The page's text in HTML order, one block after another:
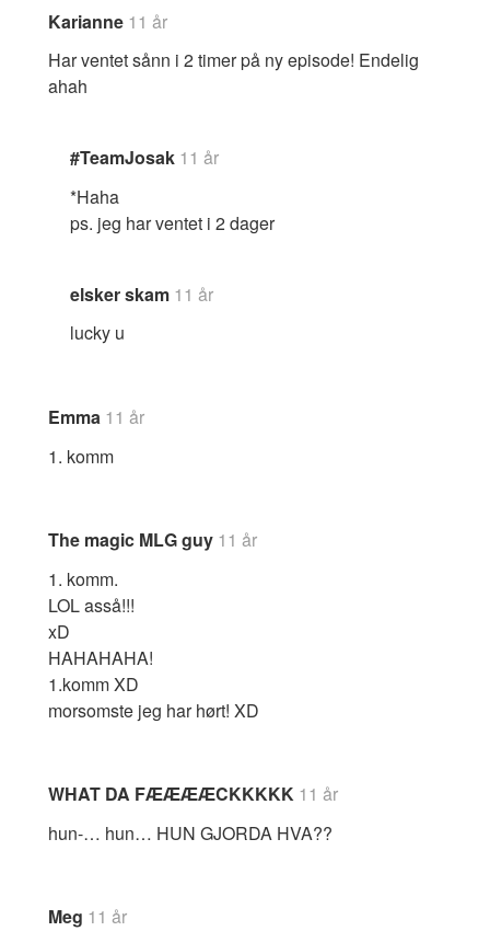
kommentarer
Karianne 11 år
Har ventet sånn i 2 timer på ny episode! Endelig
ahah
#TeamJosak 11 år
*Haha
ps. jeg har ventet i 2 dager
elsker skam 11 år
lucky u
Emma 11 år
1. komm
The magic MLG guy 11 år
1. komm.
LOL asså!!!
xD
HAHAHAHA!
1.komm XD
morsomste jeg har hørt! XD
WHAT DA FÆÆÆÆCKKKKK 11 år
hun-… hun… HUN GJORDA HVA??
Meg 11 år